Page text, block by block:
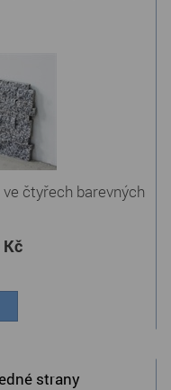
čtyřech barevných
Kč
strany